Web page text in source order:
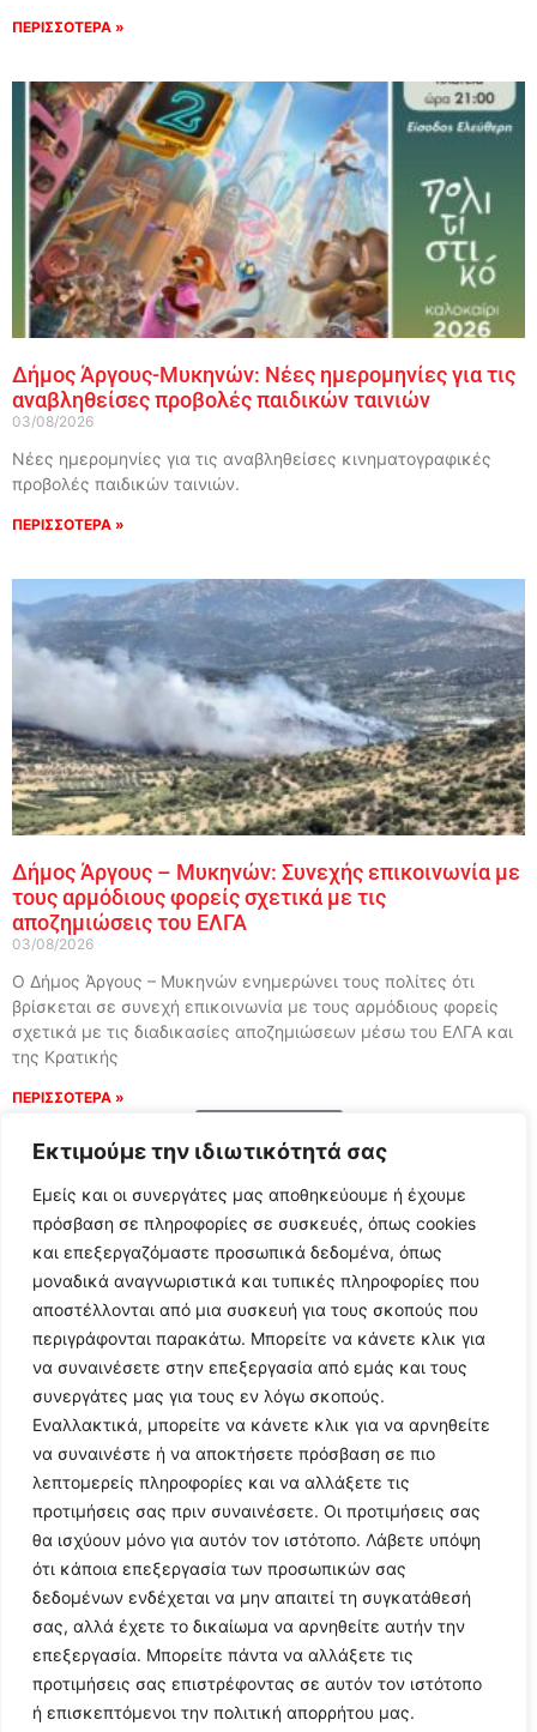
Εκτιμούμε την ιδιωτικότητά σας
Εμείς και οι συνεργάτες μας αποθηκεύουμε ή έχουμε
πρόσβαση σε πληροφορίες σε συσκευές, όπως cookies
και επεξεργαζόμαστε προσωπικά δεδομένα, όπως
μοναδικά αναγνωριστικά και τυπικές πληροφορίες που
αποστέλλονται από μια συσκευή για τους σκοπούς που
περιγράφονται παρακάτω. Μπορείτε να κάνετε κλικ για
να συναινέσετε στην επεξεργασία από εμάς και τους
συνεργάτες μας για τους εν λόγω σκοπούς.
Εναλλακτικά, μπορείτε να κάνετε κλικ για να αρνηθείτε
να συναινέστε ή να αποκτήσετε πρόσβαση σε πιο
λεπτομερείς πληροφορίες και να αλλάξετε τις
προτιμήσεις σας πριν συναινέσετε. Οι προτιμήσεις σας
θα ισχύουν μόνο για αυτόν τον ιστότοπο. Λάβετε υπόψη
ότι κάποια επεξεργασία των προσωπικών σας
δεδομένων ενδέχεται να μην απαιτεί τη συγκατάθεσή
σας, αλλά έχετε το δικαίωμα να αρνηθείτε αυτήν την
επεξεργασία. Μπορείτε πάντα να αλλάξετε τις
προτιμήσεις σας επιστρέφοντας σε αυτόν τον ιστότοπο
ή επισκεπτόμενοι την πολιτική απορρήτου μας.
ΠΕΡΙΣΣΟΤΕΡΑ »
Δήμος Άργους-Μυκηνών: Νέες ημερομηνίες για τις
αναβληθείσες προβολές παιδικών ταινιών
03/08/2026
Νέες ημερομηνίες για τις αναβληθείσες κινηματογραφικές
προβολές παιδικών ταινιών.
ΠΕΡΙΣΣΟΤΕΡΑ »
Δήμος Άργους – Μυκηνών: Συνεχής επικοινωνία με
τους αρμόδιους φορείς σχετικά με τις
αποζημιώσεις του ΕΛΓΑ
03/08/2026
Ο Δήμος Άργους – Μυκηνών ενημερώνει τους πολίτες ότι
βρίσκεται σε συνεχή επικοινωνία με τους αρμόδιους φορείς
σχετικά με τις διαδικασίες αποζημιώσεων μέσω του ΕΛΓΑ και
της Κρατικής
ΠΕΡΙΣΣΟΤΕΡΑ »
Follow Us
© 2024 All Rights Reserved
Η ιστοσελίδαargolikianaptiksi.grείναι πιστοποιημένη στο
ηλεκτρονικό Μητρώο Ηλεκτρονικού Τύπου της ΓΓ Επικοινωνίας
και Ενημέρωσης (Αριθμός ΜΗΤ242062)